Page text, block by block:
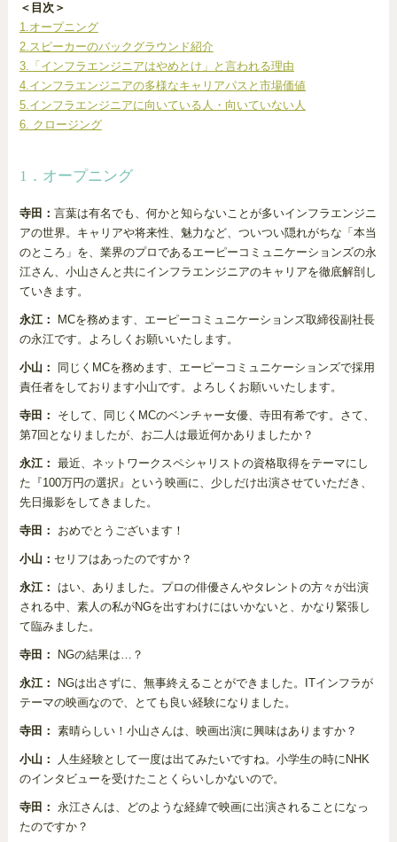
＜目次＞
1.オープニング
2.スピーカーのバックグラウンド紹介
3.「インフラエンジニアはやめとけ」と言われる理由
4.インフラエンジニアの多様なキャリアパスと市場価値
5.インフラエンジニアに向いている人・向いていない人
6. クロージング
1．オープニング
寺田： 言葉は有名でも、何かと知らないことが多いインフラエンジニ
アの世界。キャリアや将来性、魅力など、ついつい隠れがちな「本当
のところ」を、業界のプロであるエーピーコミュニケーションズの永
江さん、小山さんと共にインフラエンジニアのキャリアを徹底解剖し
ていきます。
永江：
MCを務めます、エーピーコミュニケーションズ取締役副社長
の永江です。よろしくお願いいたします。
小山：
同じくMCを務めます、エーピーコミュニケーションズで採用
責任者をしております小山です。よろしくお願いいたします。
寺田：
そして、同じくMCのベンチャー女優、寺田有希です。さて、
第7回となりましたが、お二人は最近何かありましたか？
永江： 最近、ネットワークスペシャリストの資格取得をテーマにし
た『100万円の選択』という映画に、少しだけ出演させていただき、
先日撮影をしてきました。
寺田： おめでとうございます！
小山： セリフはあったのですか？
永江：
はい、ありました。プロの俳優さんやタレントの方々が出演
される中、素人の私がNGを出すわけにはいかないと、かなり緊張し
て臨みました。
寺田： NGの結果は…？
永江：
NGは出さずに、無事終えることができました。ITインフラが
テーマの映画なので、とても良い経験になりました。
寺田： 素晴らしい！小山さんは、映画出演に興味はありますか？
小山：
人生経験として一度は出てみたいですね。小学生の時にNHK
のインタビューを受けたことくらいしかないので。
寺田： 永江さんは、どのような経緯で映画に出演されることになっ
たのですか？